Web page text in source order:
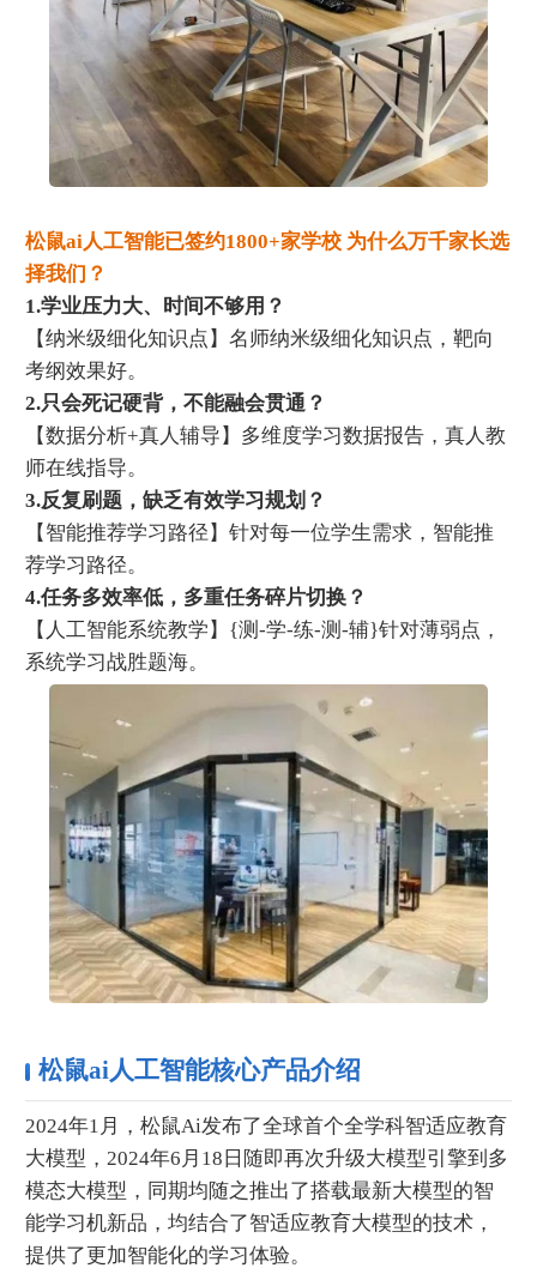
松鼠ai人工智能已签约1800+家学校 为什么万千家长选
择我们？
1.学业压力大、时间不够用？
【纳米级细化知识点】名师纳米级细化知识点，靶向
考纲效果好。
2.只会死记硬背，不能融会贯通？
【数据分析+真人辅导】多维度学习数据报告，真人教
师在线指导。
3.反复刷题，缺乏有效学习规划？
【智能推荐学习路径】针对每一位学生需求，智能推
荐学习路径。
4.任务多效率低，多重任务碎片切换？
【人工智能系统教学】{测-学-练-测-辅}针对薄弱点，
系统学习战胜题海。
松鼠ai人工智能核心产品介绍
2024年1月，‌松鼠Ai发布了全球首个全学科智适应教育
大模型，2024年6月18日随即再次升级大模型引擎到多
模态大模型，同期‌均随之推出了搭载最新大模型的智
能学习机新品，均结合了智适应教育大模型的技术，‌
提供了更加智能化的学习体验。